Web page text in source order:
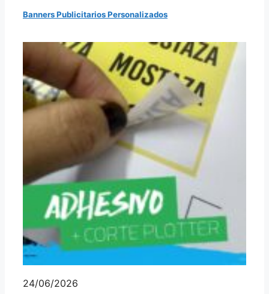
Banners Publicitarios Personalizados
24/06/2026